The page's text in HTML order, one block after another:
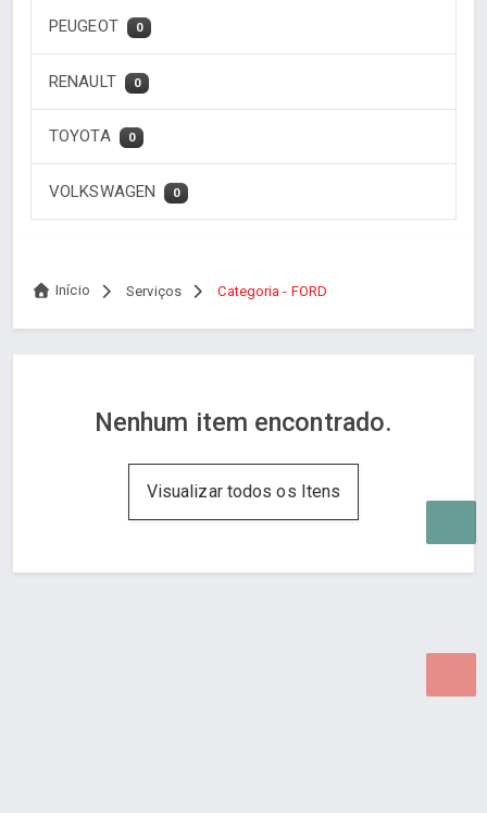
PEUGEOT 0
RENAULT 0
TOYOTA 0
VOLKSWAGEN 0
Início Serviços Categoria - FORD
Nenhum item encontrado.
Visualizar todos os Itens